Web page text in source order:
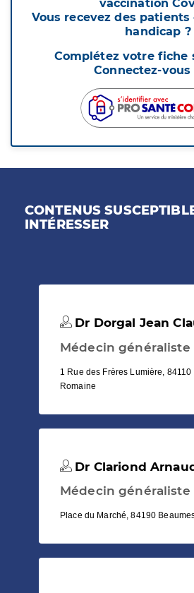
vaccination
Vous recevez des
handicap ?
Complétez votre fiche
Connectez-vous
CONTENUS
INTÉRESSER
Dr Dorgal Jean
Médecin généraliste
1 Rue des Frères Lumière, 84110
Romaine
Dr Clariond
Médecin généraliste
Place du Marché, 84190